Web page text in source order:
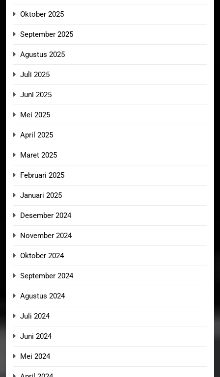
Oktober 2025
September 2025
Agustus 2025
Juli 2025
Juni 2025
Mei 2025
April 2025
Maret 2025
Februari 2025
Januari 2025
Desember 2024
November 2024
Oktober 2024
September 2024
Agustus 2024
Juli 2024
Juni 2024
Mei 2024